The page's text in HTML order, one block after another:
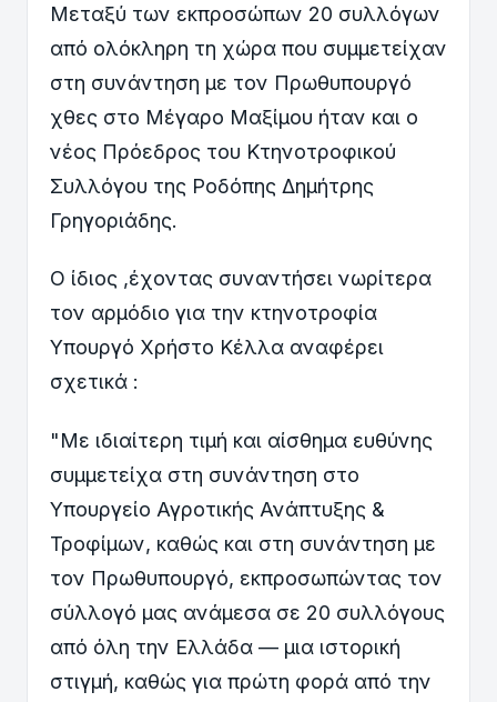
Μεταξύ των εκπροσώπων 20 συλλόγων
από ολόκληρη τη χώρα που συμμετείχαν
στη συνάντηση με τον Πρωθυπουργό
χθες στο Μέγαρο Μαξίμου ήταν και ο
νέος Πρόεδρος του Κτηνοτροφικού
Συλλόγου της Ροδόπης Δημήτρης
Γρηγοριάδης.
Ο ίδιος ,έχοντας συναντήσει νωρίτερα
τον αρμόδιο για την κτηνοτροφία
Υπουργό Χρήστο Κέλλα αναφέρει
σχετικά :
"Με ιδιαίτερη τιμή και αίσθημα ευθύνης
συμμετείχα στη συνάντηση στο
Υπουργείο Αγροτικής Ανάπτυξης &
Τροφίμων, καθώς και στη συνάντηση με
τον Πρωθυπουργό, εκπροσωπώντας τον
σύλλογό μας ανάμεσα σε 20 συλλόγους
από όλη την Ελλάδα — μια ιστορική
στιγμή, καθώς για πρώτη φορά από την